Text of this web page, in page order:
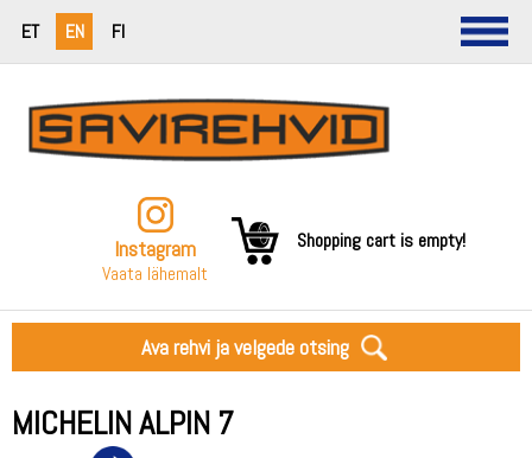
ET EN FI
Instagram
Vaata lähemalt
Shopping cart is empty!
Ava rehvi ja velgede otsing
MICHELIN ALPIN 7